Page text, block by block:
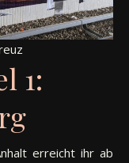
1:
erreicht ihr ab